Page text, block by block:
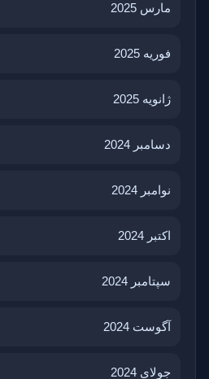
مارس 2025
فوریه 2025
ژانویه 2025
دسامبر 2024
نوامبر 2024
اکتبر 2024
سپتامبر 2024
آگوست 2024
جولای 2024